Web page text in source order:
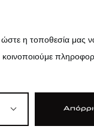
η τοποθεσία μας να